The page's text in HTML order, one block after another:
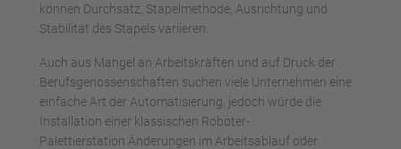
können Durchsatz, Stapelmethode, Ausrichtung und
Stabilität des Stapels variieren.
Auch aus Mangel an Arbeitskräften und auf Druck der
Berufsgenossenschaften suchen viele Unternehmen eine
einfache Art der Automatisierung, jedoch würde die
Installation einer klassischen Roboter-
Palettierstation Änderungen im Arbeitsablauf oder